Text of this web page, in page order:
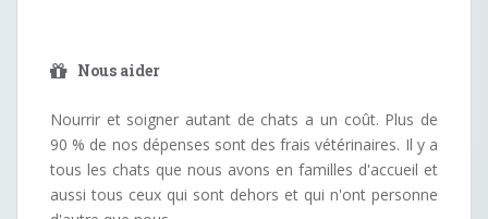
Nous aider
Nourrir et soigner autant de chats a un coût. Plus de
90 % de nos dépenses sont des frais vétérinaires. Il y a
tous les chats que nous avons en familles d'accueil et
aussi tous ceux qui sont dehors et qui n'ont personne